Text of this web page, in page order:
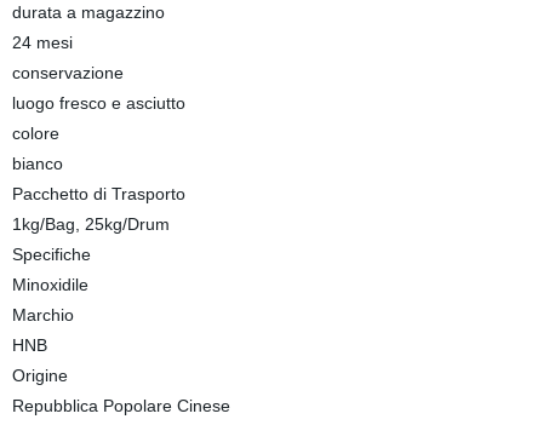
durata a magazzino
24 mesi
conservazione
luogo fresco e asciutto
colore
bianco
Pacchetto di Trasporto
1kg/Bag, 25kg/Drum
Specifiche
Minoxidile
Marchio
HNB
Origine
Repubblica Popolare Cinese